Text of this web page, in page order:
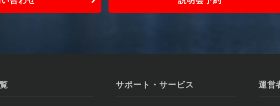
サポート・サービス 運営